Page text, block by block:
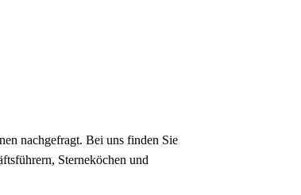
nachgefragt. Bei uns finden Sie
Sterneköchen und